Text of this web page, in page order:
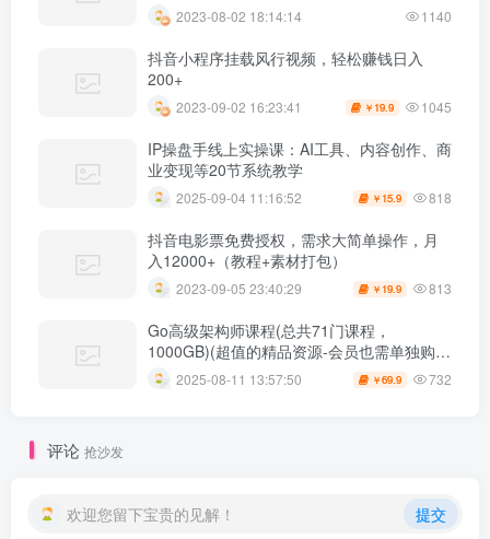
2023-08-02 18:14:14 1140
抖音小程序挂载风行视频，轻松赚钱日入
200+
2023-09-02 16:23:41 ￥ 19.9 1045
IP操盘手线上实操课：AI工具、内容创作、商
业变现等20节系统教学
2025-09-04 11:16:52 ￥ 15.9 818
抖音电影票免费授权，需求大简单操作，月
入12000+（教程+素材打包）
2023-09-05 23:40:29 ￥ 19.9 813
Go高级架构师课程(总共71门课程，
1000GB)(超值的精品资源-会员也需单独购买
哦)
2025-08-11 13:57:50 ￥69.9 732
评论 抢沙发
欢迎您留下宝贵的见解！ 提交